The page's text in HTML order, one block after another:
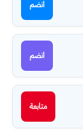
انضم
انضم
متابعة